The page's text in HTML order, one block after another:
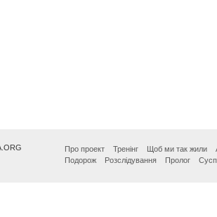
Про проект Тренінг Щоб ми так жили
Подорож
Розслідування Пролог